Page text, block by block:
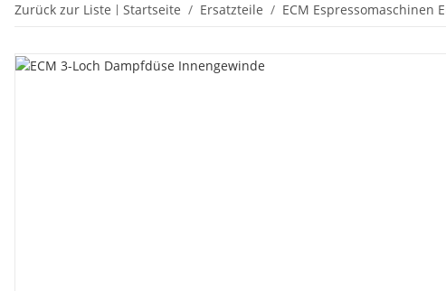
Zurück zur Liste Startseite Ersatzteile ECM Espressomaschinen